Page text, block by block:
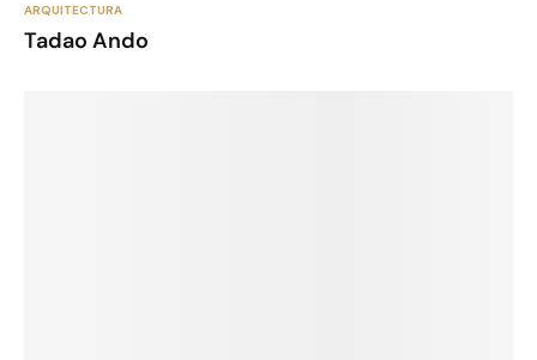
ARQUITECTURA
Tadao Ando